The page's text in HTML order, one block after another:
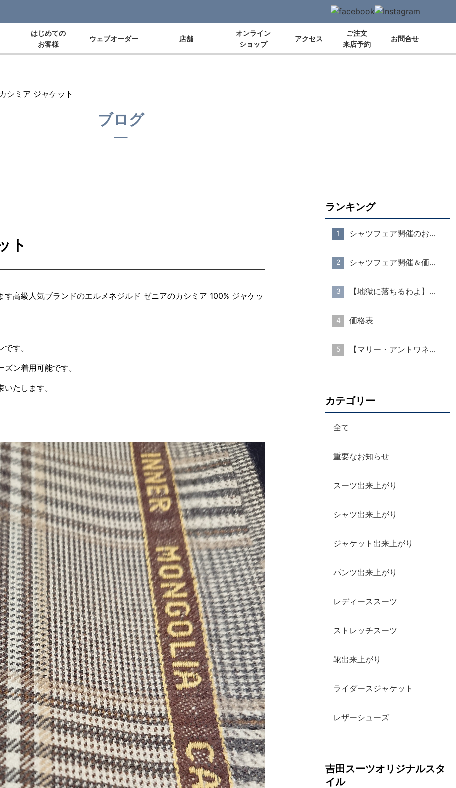
はじめての
お客様
ウェブオーダー 店舗
オンライン
ショップ
アクセス
ご注文
来店予約
お問合せ
シミア ジャケット
ブログ
ト
高級人気ブランドのエルメネジルド ゼニアのカシミア 100% ジャケッ
す。
ン着用可能です。
たします。
ランキング
シャツフェア開催のお知らせ
シャツフェア開催＆価格改定のお知らせ
【地獄に落ちるわよ】衣装協力のお知らせ
価格表
【マリー・アントワネット・スタイル】part１
カテゴリー
全て
重要なお知らせ
スーツ出来上がり
シャツ出来上がり
ジャケット出来上がり
パンツ出来上がり
レディーススーツ
ストレッチスーツ
靴出来上がり
ライダースジャケット
レザーシューズ
吉田スーツオリジナルスタ
イル